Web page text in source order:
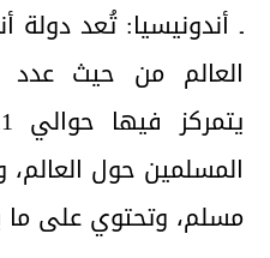
ـ أندونيسيا: تُعد دولة
العالم من حيث عدد
مسلم، وتحتوي على ما يقارب